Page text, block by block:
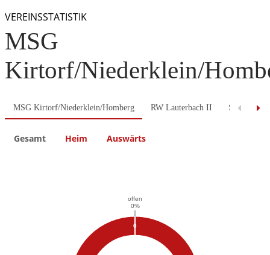
VEREINSSTATISTIK
MSG
Kirtorf/Niederklein/
MSG Kirtorf/Niederklein/Homberg RW Lauterbach II ST
Gesamt Heim Auswärts